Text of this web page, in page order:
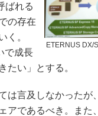
ETERNUS DX/
ばれる
の存在
く。
で成長
たい」とする。
は言及しなかったが
アであるべき。また